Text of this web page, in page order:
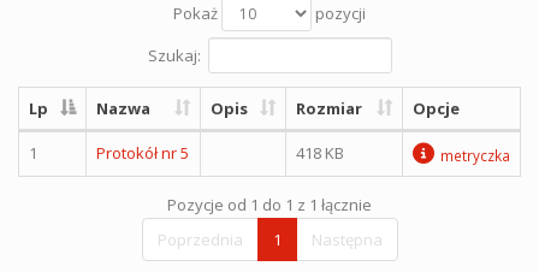
Pokaż
pozycji
Szukaj:
Lp Nazwa Opis Rozmiar Opcje
1 Protokół nr 5 418 KB metryczka
Pozycje od 1 do 1 z 1 łącznie
Poprzednia
1 Następna